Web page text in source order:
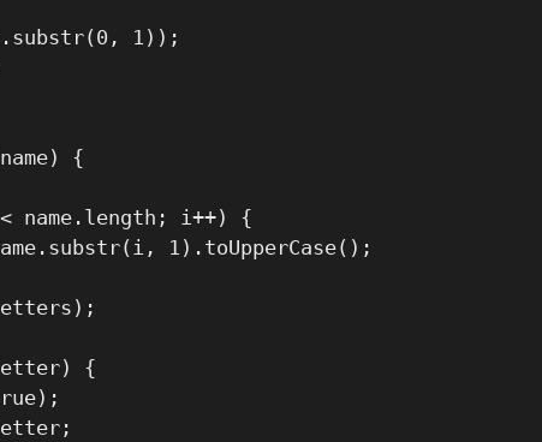
1));
{
name.length; i++) {
1).toUpperCase();
{